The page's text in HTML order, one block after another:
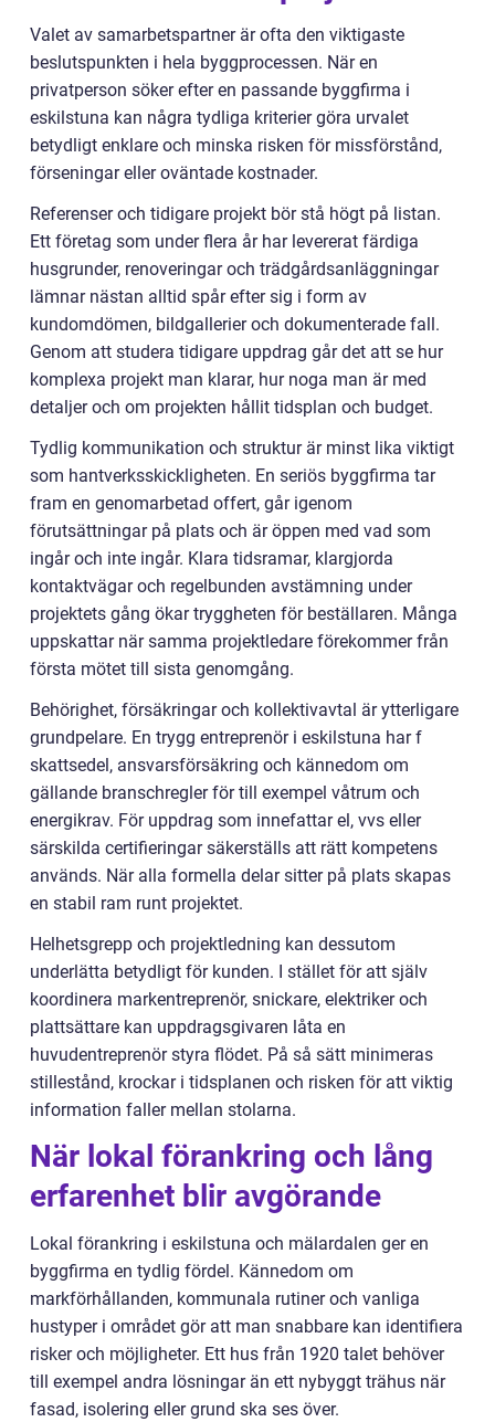
Valet av samarbetspartner är ofta den viktigaste
beslutspunkten i hela byggprocessen. När en
privatperson söker efter en passande byggfirma i
eskilstuna kan några tydliga kriterier göra urvalet
betydligt enklare och minska risken för missförstånd,
förseningar eller oväntade kostnader.
Referenser och tidigare projekt bör stå högt på listan.
Ett företag som under flera år har levererat färdiga
husgrunder, renoveringar och trädgårdsanläggningar
lämnar nästan alltid spår efter sig i form av
kundomdömen, bildgallerier och dokumenterade fall.
Genom att studera tidigare uppdrag går det att se hur
komplexa projekt man klarar, hur noga man är med
detaljer och om projekten hållit tidsplan och budget.
Tydlig kommunikation och struktur är minst lika viktigt
som hantverksskickligheten. En seriös byggfirma tar
fram en genomarbetad offert, går igenom
förutsättningar på plats och är öppen med vad som
ingår och inte ingår. Klara tidsramar, klargjorda
kontaktvägar och regelbunden avstämning under
projektets gång ökar tryggheten för beställaren. Många
uppskattar när samma projektledare förekommer från
första mötet till sista genomgång.
Behörighet, försäkringar och kollektivavtal är ytterligare
grundpelare. En trygg entreprenör i eskilstuna har f
skattsedel, ansvarsförsäkring och kännedom om
gällande branschregler för till exempel våtrum och
energikrav. För uppdrag som innefattar el, vvs eller
särskilda certifieringar säkerställs att rätt kompetens
används. När alla formella delar sitter på plats skapas
en stabil ram runt projektet.
Helhetsgrepp och projektledning kan dessutom
underlätta betydligt för kunden. I stället för att själv
koordinera markentreprenör, snickare, elektriker och
plattsättare kan uppdragsgivaren låta en
huvudentreprenör styra flödet. På så sätt minimeras
stillestånd, krockar i tidsplanen och risken för att viktig
information faller mellan stolarna.
När lokal förankring och lång
erfarenhet blir avgörande
Lokal förankring i eskilstuna och mälardalen ger en
byggfirma en tydlig fördel. Kännedom om
markförhållanden, kommunala rutiner och vanliga
hustyper i området gör att man snabbare kan identifiera
risker och möjligheter. Ett hus från 1920 talet behöver
till exempel andra lösningar än ett nybyggt trähus när
fasad, isolering eller grund ska ses över.